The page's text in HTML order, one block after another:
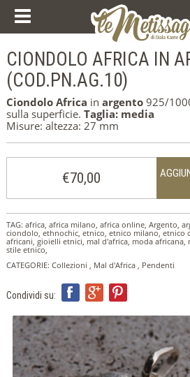
I NOSTRI CORSI
PRODOTTI
ESPERIENZE E CORSI
BUONI REGALO
ANELLI
BRACCIALI
ORECCHINI
PENDENTI
COLLEZIONI
FEDI NUZIALI
ARGENTO
HOME
NEWS
DICONO DI NOI
CONTATTI
NOTE LEGALI
COOKIE POLICY
SELEZIONA LA LINGUA
ENG
CIONDOLO AFRICA IN
(COD.PN.AG.10)
Ciondolo Africa in argento925/
sulla superficie. Taglia: media
Misure: altezza: 27 mm
€70,00
TAG: africa, africa milano, africa online, Argento,
ciondolo, ethnochic, etnico, etnico milano, etnico
africani, gioielli etnici, mal d'africa, moda africana,
stile etnico,
CATEGORIE: Collezioni , Mal d'Africa, Pendenti
Condividi su: